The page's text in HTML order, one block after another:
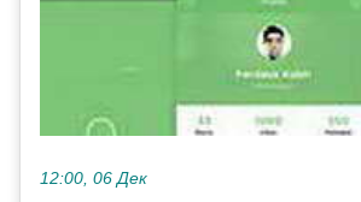
12:00, 06 Дек